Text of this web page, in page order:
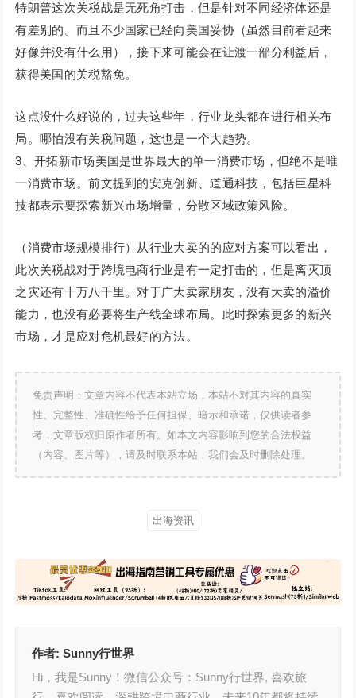
特朗普这次关税战是无死角打击，但是针对不同经济体还是
有差别的。而且不少国家已经向美国妥协（虽然目前看起来
好像并没有什么用），接下来可能会在让渡一部分利益后，
获得美国的关税豁免。
这点没什么好说的，过去这些年，行业龙头都在进行相关布
局。哪怕没有关税问题，这也是一个大趋势。
3、开拓新市场美国是世界最大的单一消费市场，但绝不是唯
一消费市场。前文提到的安克创新、道通科技，包括巨星科
技都表示要探索新兴市场增量，分散区域政策风险。
（消费市场规模排行）从行业大卖的的应对方案可以看出，
此次关税战对于跨境电商行业是有一定打击的，但是离灭顶
之灾还有十万八千里。对于广大卖家朋友，没有大卖的溢价
能力，也没有必要将生产线全球布局。此时探索更多的新兴
市场，才是应对危机最好的方法。
免责声明：文章内容不代表本站立场，本站不对其内容的真实
性、完整性、准确性给予任何担保、暗示和承诺，仅供读者参
考，文章版权归原作者所有。如本文内容影响到您的合法权益
（内容、图片等），请及时联系本站，我们会及时删除处理。
出海资讯
作者:Sunny行世界
Hi，我是Sunny！微信公众号：Sunny行世界, 喜欢旅